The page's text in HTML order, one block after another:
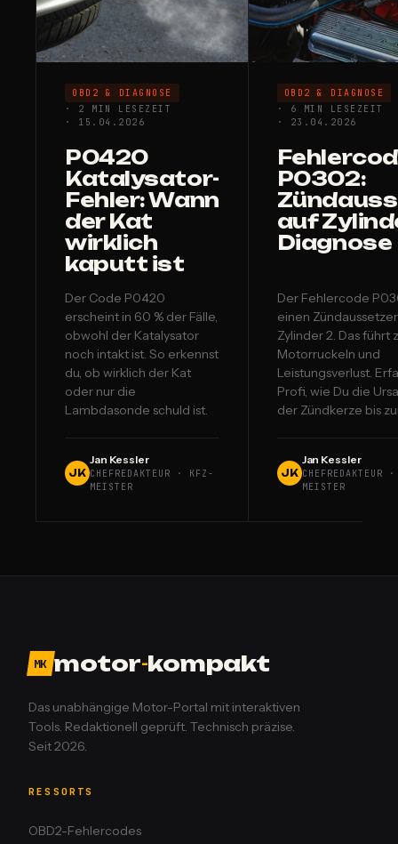
OBD2 & DIAGNOSE
· 2 MIN LESEZEIT
· 15.04.2026
P0420
Katalysator-
Fehler: Wann
der Kat
wirklich
kaputt ist
Der Code P0420
erscheint in 60 % der Fälle,
obwohl der Katalysator
noch intakt ist. So erkennst
du, ob wirklich der Kat
oder nur die
Lambdasonde schuld ist.
JK
Jan Kessler
CHEFREDAKTEUR · KFZ-
MEISTER
OBD2 & DIAGNOSE
· 6 MIN LESEZEIT
· 23.04.2026
P0302:
auf
Diagnose
Der Fehlercode
einen
Zylinder 2. Das führt
Motorruckeln und
Leistungsverlust.
Profi, wie Du die
der Zündkerze bis
JK
Jan Kessler
CHEFREDAKTEUR
MEISTER
MK motor-kompakt
Das unabhängige Motor-Portal mit interaktiven
Tools. Redaktionell geprüft. Technisch präzise.
Seit 2026.
RESSORTS
OBD2-Fehlercodes